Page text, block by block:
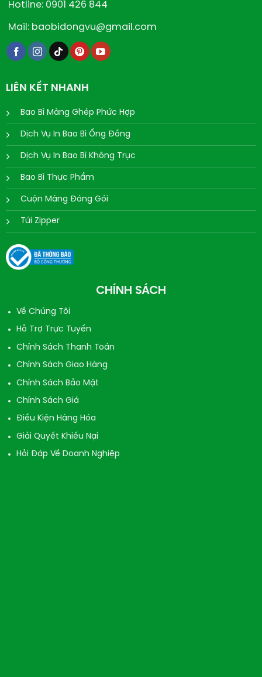
Hotline: 0901 426 844
Mail: baobidongvu@gmail.com
LIÊN KẾT NHANH
Bao Bì Màng Ghép Phức Hợp
Dịch Vụ In Bao Bì Ống Đồng
Dịch Vụ In Bao Bì Không Trục
Bao Bì Thực Phẩm
Cuộn Màng Đóng Gói
Túi Zipper
CHÍNH SÁCH
Về Chúng Tôi
Hỗ Trợ Trực Tuyến
Chính Sách Thanh Toán
Chính Sách Giao Hàng
Chính Sách Bảo Mật
Chính Sách Giá
Điều Kiện Hàng Hóa
Giải Quyết Khiếu Nại
Hỏi Đáp Về Doanh Nghiệp